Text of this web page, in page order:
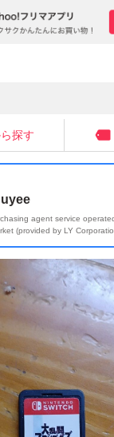
探す
agent service
(provided by LY